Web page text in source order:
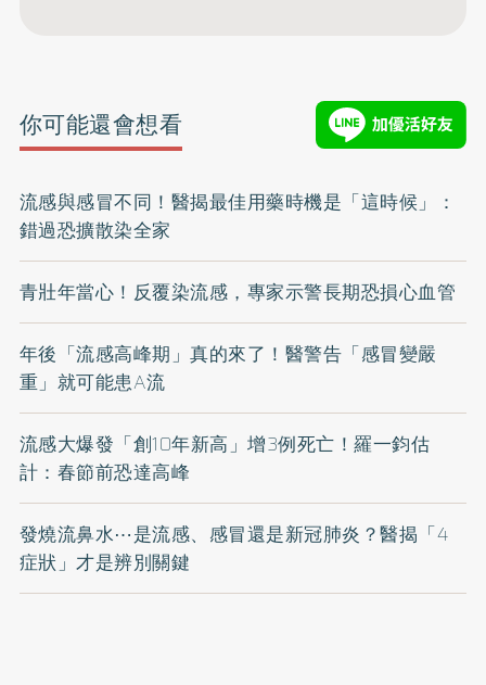
你可能還會想看
流感與感冒不同！醫揭最佳用藥時機是「這時候」：
錯過恐擴散染全家
青壯年當心！反覆染流感，專家示警長期恐損心血管
年後「流感高峰期」真的來了！醫警告「感冒變嚴
重」就可能患A流
流感大爆發「創10年新高」增3例死亡！羅一鈞估
計：春節前恐達高峰
發燒流鼻水⋯是流感、感冒還是新冠肺炎？醫揭「4
症狀」才是辨別關鍵